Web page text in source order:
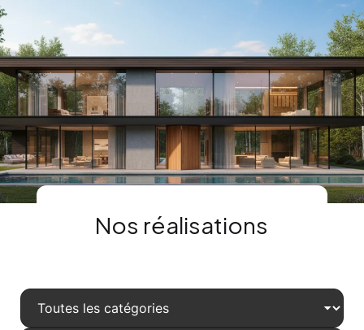
Contact
Nos réalisations